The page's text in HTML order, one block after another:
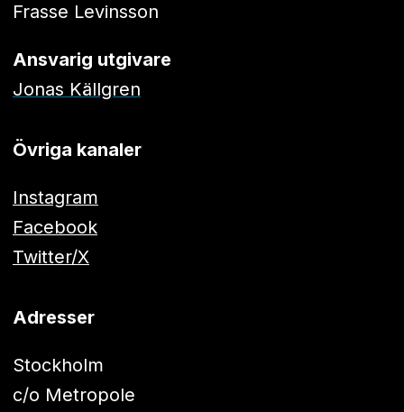
Frasse Levinsson
Ansvarig utgivare
Jonas Källgren
Övriga kanaler
Instagram
Facebook
Twitter/X
Adresser
Stockholm
c/o Metropole